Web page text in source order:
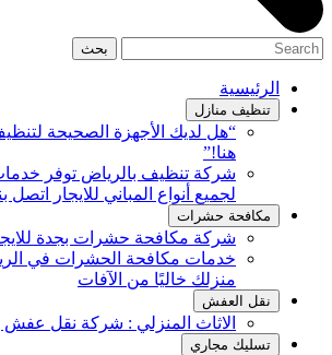
بحث
الرئيسية
تنظيف منازل
“هل لديك الأجهزة الصحيحة
هنا!”
شركة تنظيف بالرياض توفر
لجميع أنواع المباني للايجار اتصل
مكافحة حشرات
شركة مكافحة حشرات بجدة للايجار
خدمات مكافحة الحشرات في
منزلك خاليًا من الآفات
نقل العفش
الاثاث المنزلي : شركة نقل عفش
تسليك مجاري